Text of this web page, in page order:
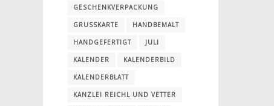
GESCHENKVERPACKUNG
GRUSSKARTE HANDBEMALT
HANDGEFERTIGT JULI
KALENDER KALENDERBILD
KALENDERBLATT
KANZLEI REICHL UND VETTER